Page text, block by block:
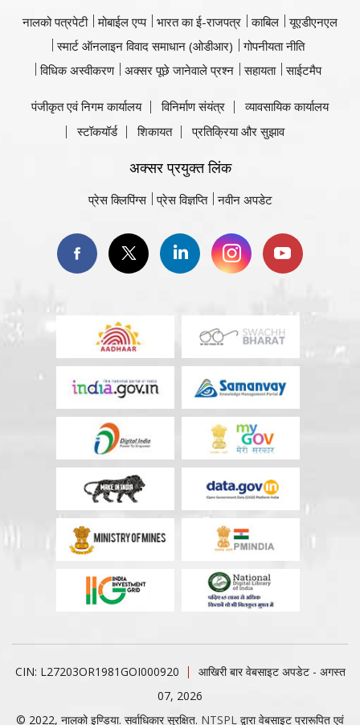
नालको पत्रपेटी मोबाईल एप्प भारत का ई-राजपत्र काबिल
यूएडीएनएल
स्मार्ट ऑनलाइन विवाद समाधान (ओडीआर)
गोपनीयता नीति
विधिक अस्वीकरण
अक्सर पूछे जानेवाले प्रश्न सहायता साईटमैप
पंजीकृत एवं निगम कार्यालय विनिर्माण संयंत्र
व्यावसायिक कार्यालय
स्टॉकयॉर्ड
शिकायत प्रतिक्रिया और सुझाव
अक्सर प्रयुक्त लिंक
प्रेस क्लिपिंग्स प्रेस विज्ञप्ति नवीन अपडेट
CIN: L27203OR1981GOI000920
आखिरी बार वेबसाइट अपडेट - अगस्त
07, 2026
© 2022, नालको इण्डिया. सर्वाधिकार सुरक्षित. NTSPL द्वारा वेबसाइट प्रारूपित एवं